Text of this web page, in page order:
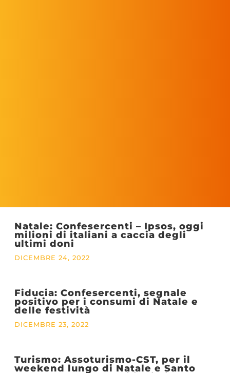
Natale: Confesercenti – Ipsos, oggi
milioni di italiani a caccia degli
ultimi doni
DICEMBRE 24, 2022
Fiducia: Confesercenti, segnale
positivo per i consumi di Natale e
delle festività
DICEMBRE 23, 2022
Turismo: Assoturismo-CST, per il
weekend lungo di Natale e Santo